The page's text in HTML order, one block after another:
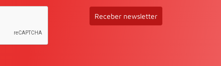
Receber newsletter